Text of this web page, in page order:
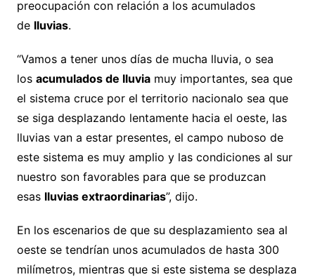
preocupación con relación a los acumulados
de lluvias.
“Vamos a tener unos días de mucha lluvia, o sea
los acumulados de lluviamuy importantes, sea que
el sistema cruce por el territorio nacionalo sea que
se siga desplazando lentamente hacia el oeste, las
lluvias van a estar presentes, el campo nuboso de
este sistema es muy amplio y las condiciones al sur
nuestro son favorables para que se produzcan
esas lluvias extraordinarias”, dijo.
En los escenarios de que su desplazamiento sea al
oeste se tendrían unos acumulados de hasta 300
milímetros, mientras que si este sistema se desplaza